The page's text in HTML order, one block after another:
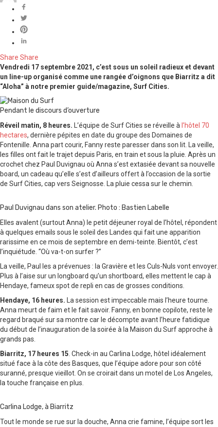
Share Share
Vendredi 17 septembre 2021, c’est sous un soleil radieux et devant
un line-up organisé comme une rangée d’oignons que Biarritz a dit
“Aloha” à notre premier guide/magazine, Surf Cities.
Pendant le discours d’ouverture
Réveil matin, 8 heures. L’équipe de Surf Cities se réveille à l’hôtel 70
hectares, dernière pépites en date du groupe des Domaines de
Fontenille. Anna part courir, Fanny reste paresser dans son lit. La veille,
les filles ont fait le trajet depuis Paris, en train et sous la pluie. Après un
crochet chez Paul Duvignau où Anna s’est extasiée devant sa nouvelle
board, un cadeau qu’elle s’est d’ailleurs offert à l’occasion de la sortie
de Surf Cities, cap vers Seignosse. La pluie cessa sur le chemin.
Paul Duvignau dans son atelier. Photo : Bastien Labelle
Elles avalent (surtout Anna) le petit déjeuner royal de l’hôtel, répondent
à quelques emails sous le soleil des Landes qui fait une apparition
rarissime en ce mois de septembre en demi-teinte. Bientôt, c’est
l’inquiétude. “Où va-t-on surfer ?”
La veille, Paul les a prévenues : la Gravière et les Culs-Nuls vont envoyer.
Plus à l’aise sur un longboard qu’un shortboard, elles mettent le cap à
Hendaye, fameux spot de repli en cas de grosses conditions.
Hendaye, 16 heures. La session est impeccable mais l’heure tourne.
Anna meurt de faim et le fait savoir. Fanny, en bonne copilote, reste le
regard braqué sur sa montre car le décompte avant l’heure fatidique
du début de l’inauguration de la soirée à la Maison du Surf approche à
grands pas.
Biarritz, 17 heures 15 . Check-in au Carlina Lodge, hôtel idéalement
situé face à la côte des Basques, que l’équipe adore pour son côté
suranné, presque vieillot. On se croirait dans un motel de Los Angeles,
la touche française en plus.
Carlina Lodge, à Biarritz
Tout le monde se rue sur la douche, Anna crie famine, l’équipe sort les